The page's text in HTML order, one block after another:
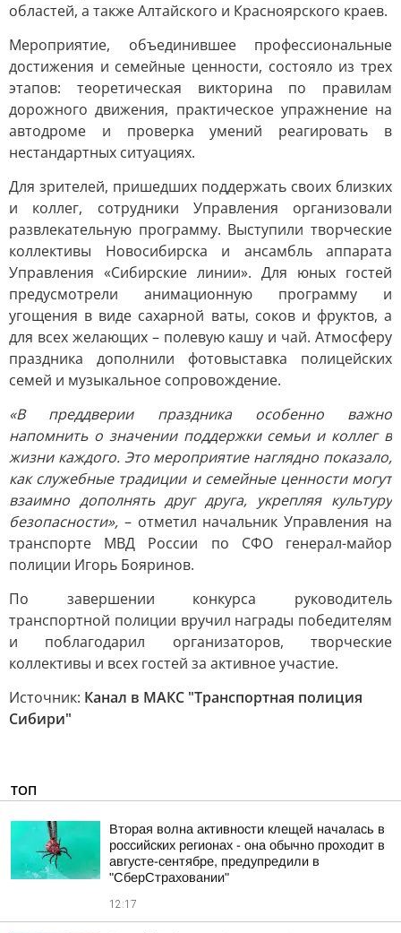
областей, а также Алтайского и Красноярского краев.
Мероприятие, объединившее профессиональные
достижения и семейные ценности, состояло из трех
этапов: теоретическая викторина по правилам
дорожного движения, практическое упражнение на
автодроме и проверка умений реагировать в
нестандартных ситуациях.
Для зрителей, пришедших поддержать своих близких
и коллег, сотрудники Управления организовали
развлекательную программу. Выступили творческие
коллективы Новосибирска и ансамбль аппарата
Управления «Сибирские линии». Для юных гостей
предусмотрели анимационную программу и
угощения в виде сахарной ваты, соков и фруктов, а
для всех желающих – полевую кашу и чай. Атмосферу
праздника дополнили фотовыставка полицейских
семей и музыкальное сопровождение.
«В преддверии праздника особенно важно
напомнить о значении поддержки семьи и коллег в
жизни каждого. Это мероприятие наглядно показало,
как служебные традиции и семейные ценности могут
взаимно дополнять друг друга, укрепляя культуру
безопасности», – отметил начальник Управления на
транспорте МВД России по СФО генерал-майор
полиции Игорь Бояринов.
По завершении конкурса руководитель
транспортной полиции вручил награды победителям
и поблагодарил организаторов, творческие
коллективы и всех гостей за активное участие.
Источник: Канал в МАКС "Транспортная полиция
Сибири"
ТОП
Вторая волна активности клещей началась в
российских регионах - она обычно проходит в
августе-сентябре, предупредили в
"СберСтраховании"
12:17